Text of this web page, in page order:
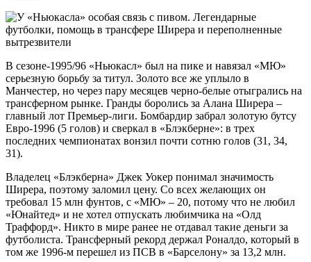
В сезоне-1995/96 «Ньюкасл» был на пике и навязал «МЮ»
серьезную борьбу за титул. Золото все же уплыло в
Манчестер, но через пару месяцев черно-белые отыгрались на
трансферном рынке. Гранды боролись за Алана Ширера –
главный лот Премьер-лиги. Бомбардир забрал золотую бутсу
Евро-1996 (5 голов) и сверкал в «Блэкберне»: в трех
последних чемпионатах вонзил почти сотню голов (31, 34,
31).
Владелец «Блэкберна» Джек Уокер понимал значимость
Ширера, поэтому заломил цену. Со всех желающих он
требовал 15 млн фунтов, с «МЮ» – 20, потому что не любил
«Юнайтед» и не хотел отпускать любимчика на «Олд
Траффорд». Никто в мире ранее не отдавал такие деньги за
футболиста. Трансферный рекорд держал Роналдо, который в
том же 1996-м перешел из ПСВ в «Барселону» за 13,2 млн.